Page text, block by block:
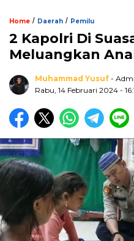
Home / Daerah / Pemilu
2 Kapolri Di
Meluangkan
Muhammad Yusuf -
Rabu, 14 Februari 2024 -